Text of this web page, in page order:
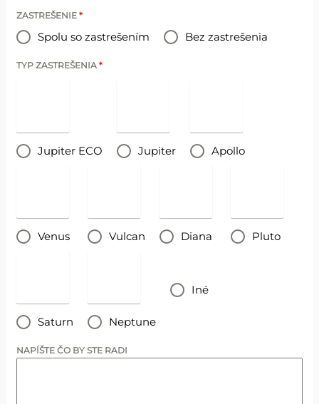
ZASTREŠENIE *
Spolu so zastrešením Bez zastrešenia
TYP ZASTREŠENIA *
Jupiter ECO Jupiter Apollo
Venus Vulcan Diana Pluto
Saturn Neptune
Iné
NAPÍŠTE ČO BY STE RADI